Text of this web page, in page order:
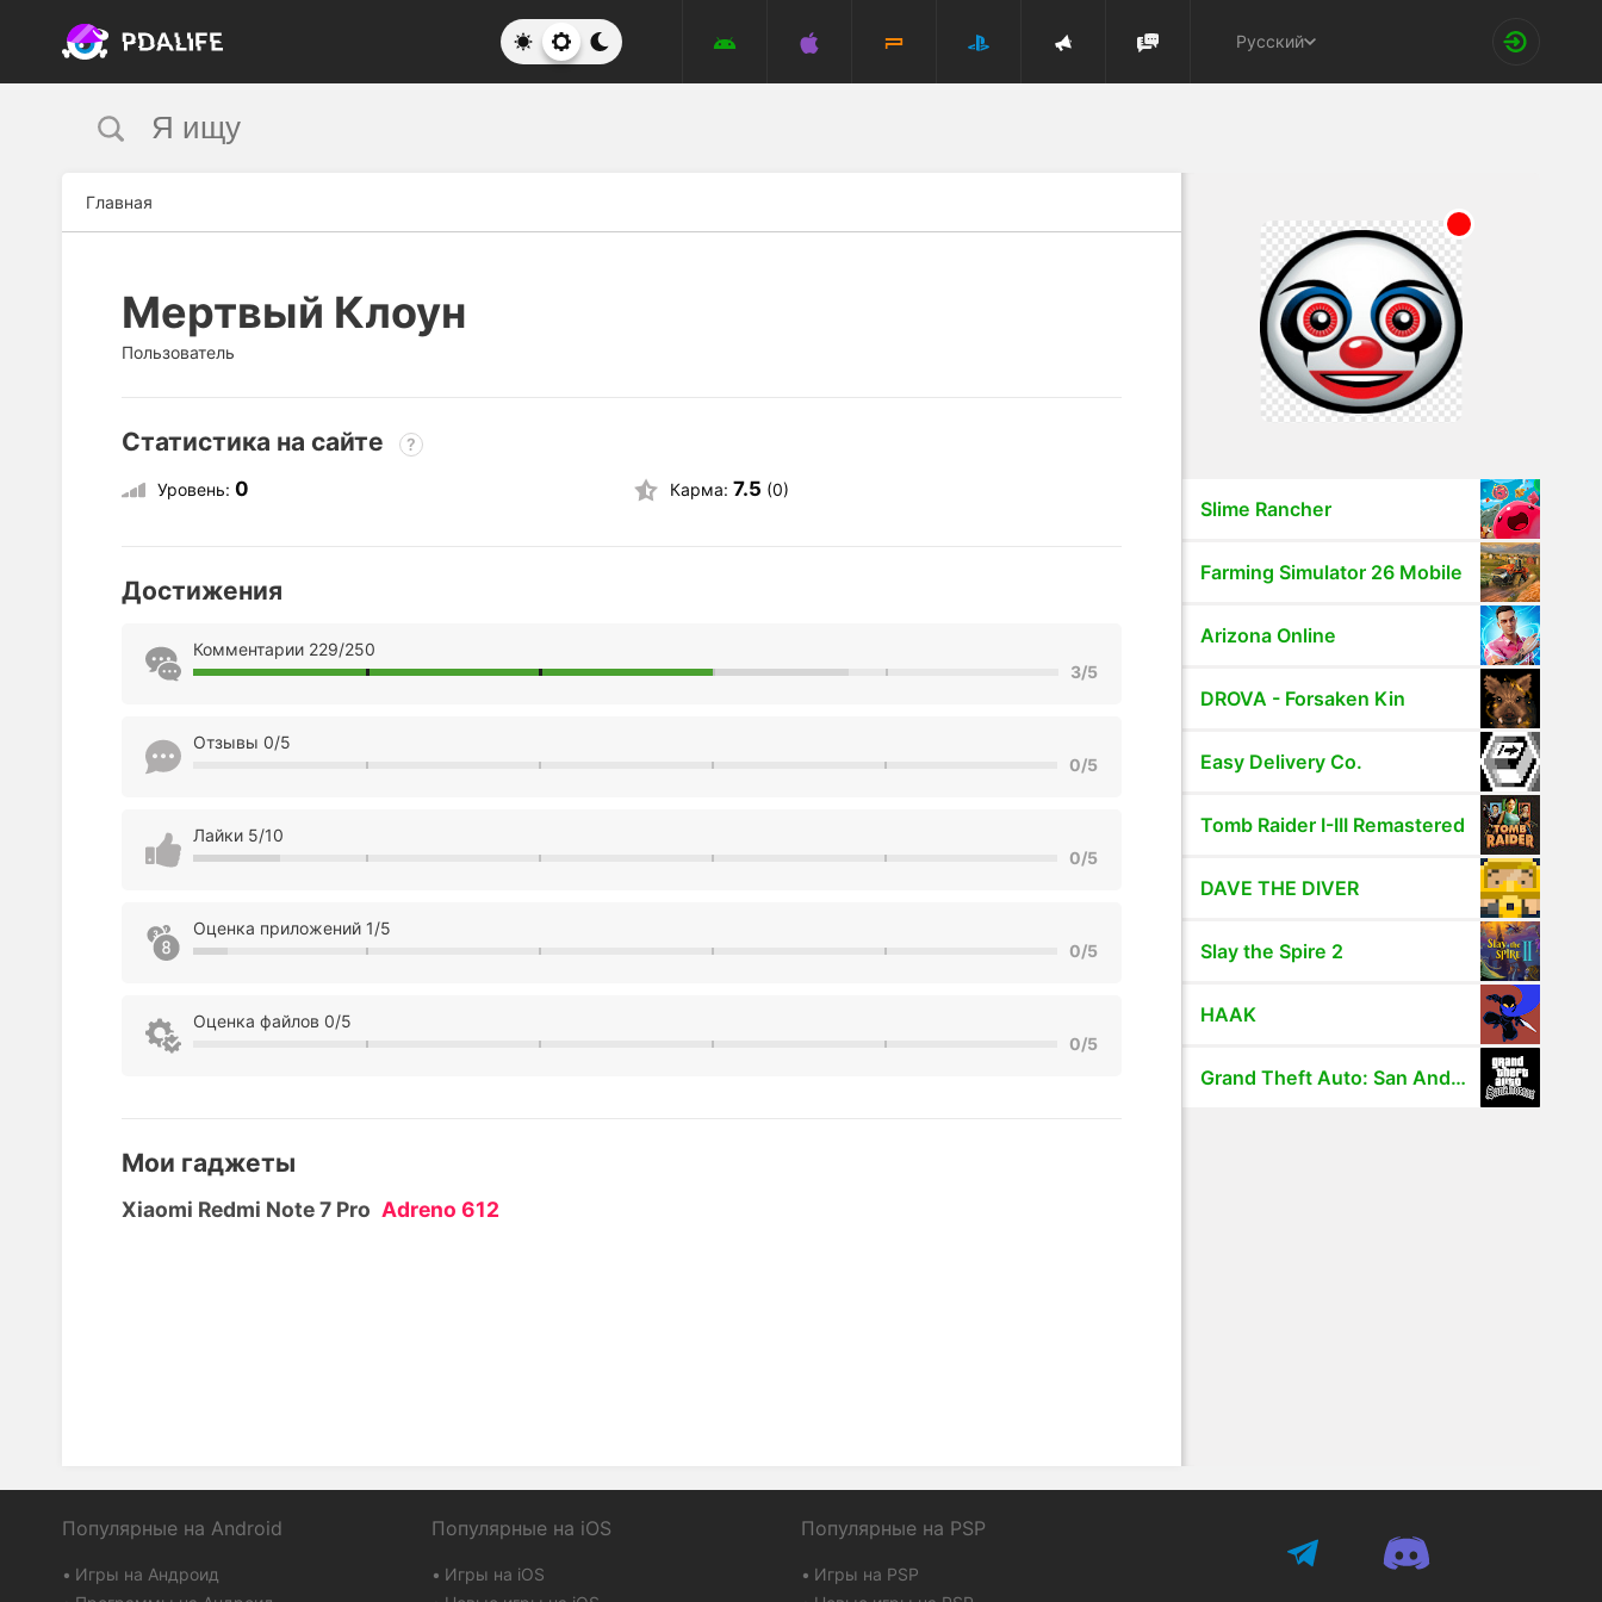
Русский
Главная
Мертвый Клоун
Пользователь
Статистика на сайте ?
Уровень: 0 Карма: 7.5 (0)
Достижения
Комментарии 229/250
3/5
Отзывы 0/5
0/5
Лайки 5/10
0/5
Оценка приложений 1/5
0/5
Оценка файлов 0/5
0/5
Мои гаджеты
Xiaomi Redmi Note 7 Pro Adreno 612
Slime Rancher
Farming Simulator 26 Mobile
Arizona Online
DROVA - Forsaken Kin
Easy Delivery Co.
Tomb Raider I-III Remastered
DAVE THE DIVER
Slay the Spire 2
HAAK
Grand Theft Auto: San Andreas
Популярные на Android
Игры на Андроид
Популярные на iOS
Игры на iOS
Популярные на PSP
Игры на PSP